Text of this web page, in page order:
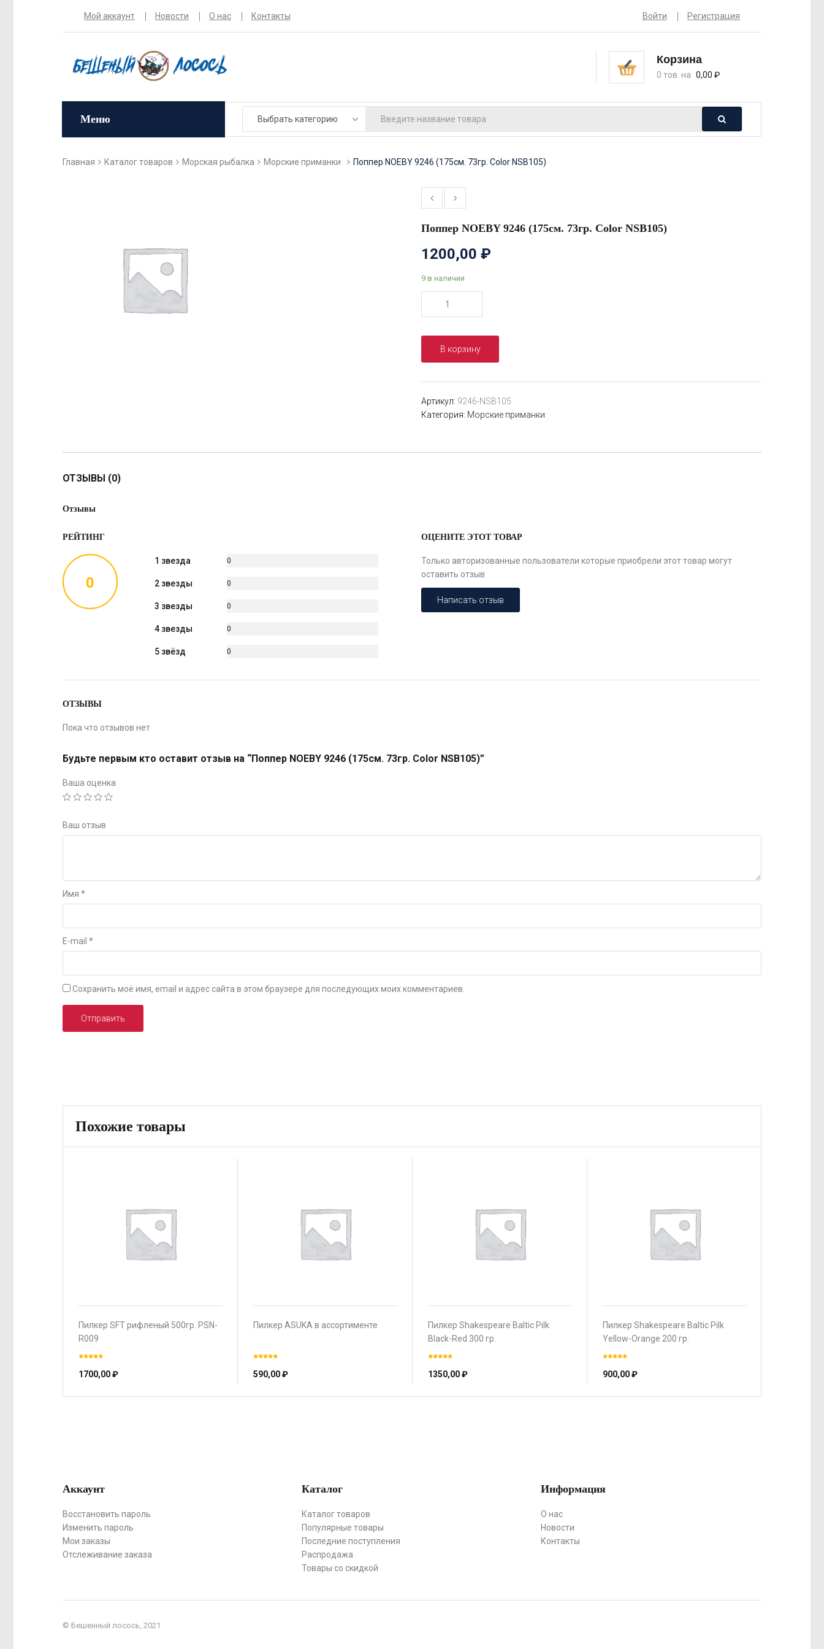
Мой аккаунт Новости О нас Контакты Войти Регистрация
Корзина
0 тов. на 0,00 ₽
Меню
Главная Каталог товаров Морская рыбалка Морские приманки Поппер NOEBY 9246 (175см. 73гр. Color NSB105)
Поппер NOEBY 9246 (175см. 73гр. Color NSB105)
1200,00 ₽
9 в наличии
NOEBY
(175см.
NSB105)
В корзину
Артикул: 9246-NSB105
Категория: Морские приманки
ОТЗЫВЫ (0)
Отзывы
РЕЙТИНГ
0
1 звезда
0
2 звезды
0
3 звезды
0
4 звезды
0
5 звёзд
0
ОЦЕНИТЕ ЭТОТ ТОВАР
Только авторизованные пользователи которые приобрели этот товар могут
оставить отзыв
Написать отзыв
ОТЗЫВЫ
Пока что отзывов нет
Будьте первым кто оставит отзыв на “Поппер NOEBY 9246 (175см. 73гр. Color NSB105)”
Ваша оценка
Ваш отзыв
Имя *
E-mail *
Сохранить моё имя, email и адрес сайта в этом браузере для последующих моих комментариев.
Похожие товары
Пилкер SFT рифленый 500гр. PSN-
R009
1700,00₽
Пилкер ASUKA в ассортименте
590,00₽
Пилкер Shakespeare Baltic Pilk
Black-Red 300 гр.
1350,00₽
Пилкер Shakespeare Baltic Pilk
Yellow-Orange 200 гр.
900,00₽
Аккаунт
Восстановить пароль
Изменить пароль
Мои заказы
Отслеживание заказа
Каталог
Каталог товаров
Популярные товары
Последние поступления
Распродажа
Товары со скидкой
Информация
О нас
Новости
Контакты
© Бешенный лосось, 2021